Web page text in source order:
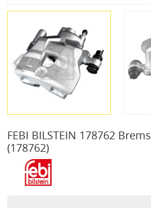
FEBI BILSTEIN 178762
(178762)